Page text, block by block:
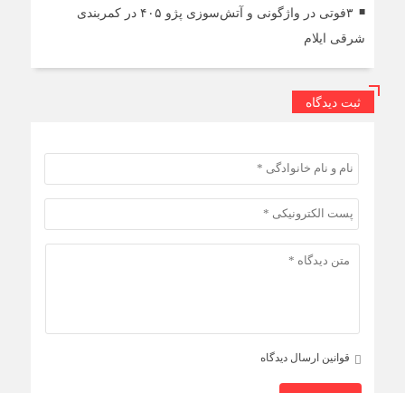
۳فوتی در واژگونی و آتش‌سوزی پژو ۴۰۵ در کمربندی
شرقی ایلام
ثبت دیدگاه
قوانین ارسال دیدگاه